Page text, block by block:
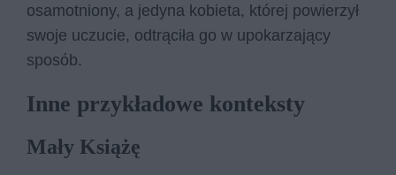
osamotniony, a jedyna kobieta, której powierzył
swoje uczucie, odtrąciła go w upokarzający
sposób.
Inne przykładowe konteksty
Mały Książę